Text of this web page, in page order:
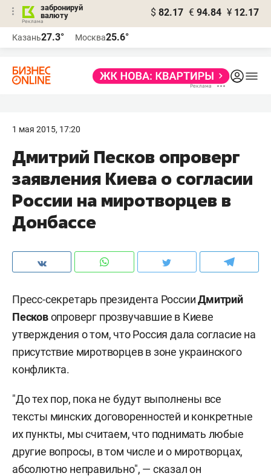
забронируй
валюту
$ 82.17 € 94.84 ¥ 12.17
Казань27.3° Москва25.6°
1 мая 2015, 17:20
Дмитрий Песков опроверг
заявления Киева о согласии
России на миротворцев в
Донбассе
Пресс-секретарь президента РоссииДмитрий
Песковопроверг прозвучавшие в Киеве
утверждения о том, что Россия дала согласие на
присутствие миротворцев в зоне украинского
конфликта.
"До тех пор, пока не будут выполнены все
тексты минских договоренностей и конкретные
их пункты, мы считаем, что поднимать любые
другие вопросы, в том числе и о миротворцах,
абсолютно неправильно", — сказал он